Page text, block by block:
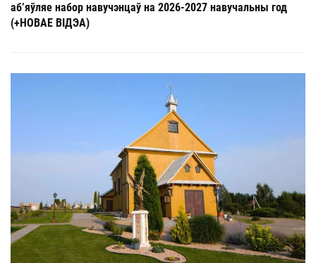
аб’яўляе набор навучэнцаў на 2026-2027 навучальны год
(+НОВАЕ ВІДЭА)